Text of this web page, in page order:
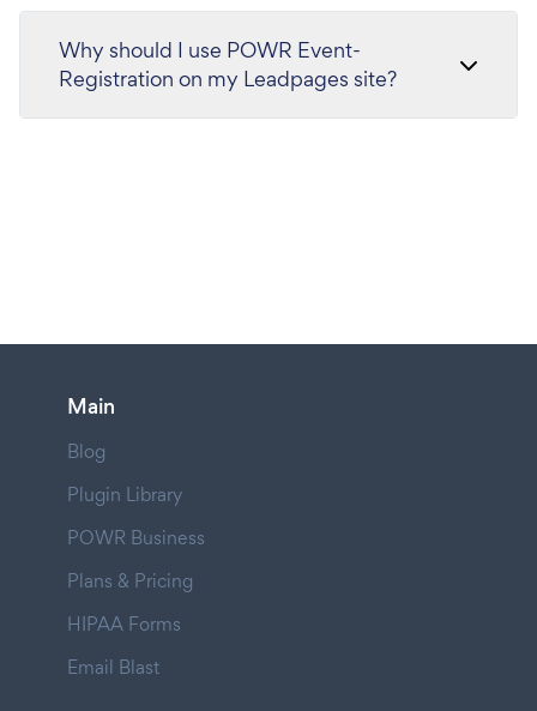
Why should I use POWR Event-
Registration on my Leadpages site?
Main
Blog
Plugin Library
POWR Business
Plans & Pricing
HIPAA Forms
Email Blast